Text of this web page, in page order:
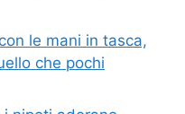
le mani in tasca,
che pochi